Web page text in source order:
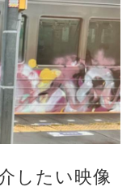
したい映像